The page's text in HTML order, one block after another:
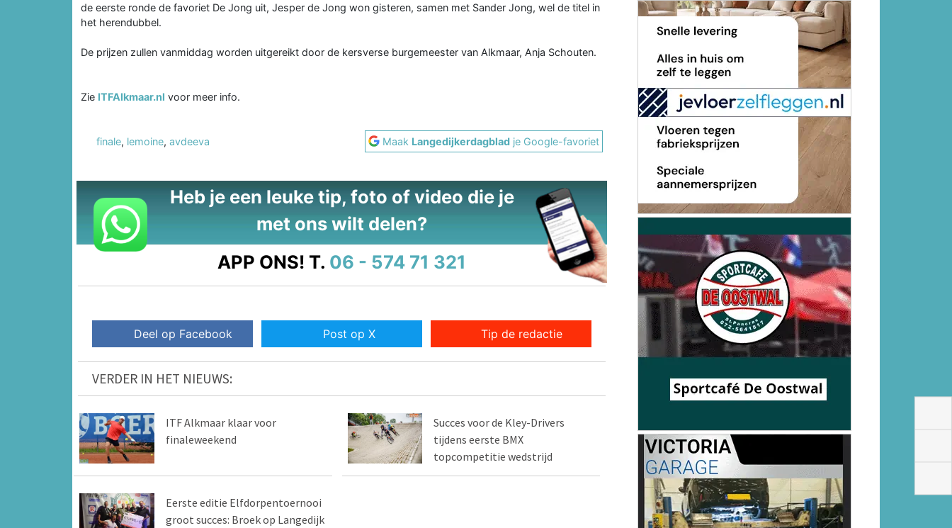
de eerste ronde de favoriet De Jong uit, Jesper de Jong won gisteren, samen met Sander Jong, wel de titel in
het herendubbel.
De prijzen zullen vanmiddag worden uitgereikt door de kersverse burgemeester van Alkmaar, Anja Schouten.
Zie ITFAlkmaar.nl voor meer info.
finale, lemoine, avdeeva Maak Langedijkerdagblad je Google-favoriet
Heb je een leuke tip, foto of video die je
met ons wilt delen?
APP ONS! T. 06 - 574 71 321
Deel op Facebook Post op X Tip de redactie
VERDER IN HET NIEUWS:
ITF Alkmaar klaar voor
finaleweekend
Succes voor de Kley-Drivers
tijdens eerste BMX
topcompetitie wedstrijd
Eerste editie Elfdorpentoernooi
groot succes: Broek op Langedijk